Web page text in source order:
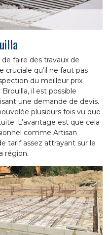
faire des travaux de
cruciale qu’il ne faut pas
du meilleur prix
il est possible
une demande de devis.
plusieurs fois vu que
L’avantage est que cela
comme Artisan
tarif assez attrayant sur le
région.